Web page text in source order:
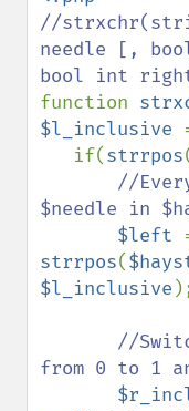
//
needle [,
function
$l_inclusive
   if(
strrpos
//
$needle in
$left
strrpos(
$l_inclusive
//
from 0 to 1